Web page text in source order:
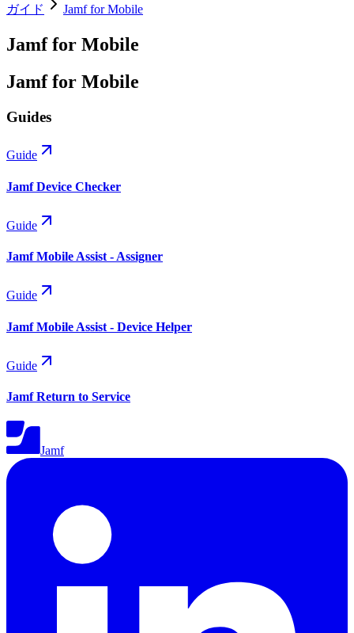
ガイド Jamf for Mobile
Jamf for Mobile
Jamf for Mobile
Guides
Guide
Jamf Device Checker
Guide
Jamf Mobile Assist - Assigner
Guide
Jamf Mobile Assist - Device Helper
Guide
Jamf Return to Service
Jamf